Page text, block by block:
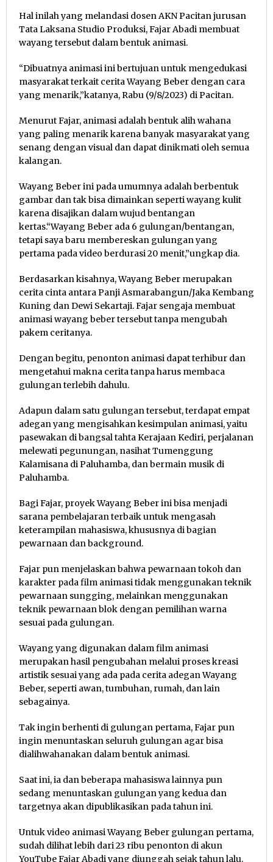
Hal inilah yang melandasi dosen AKN Pacitan jurusan
Tata Laksana Studio Produksi, Fajar Abadi membuat
wayang tersebut dalam bentuk animasi.
“Dibuatnya animasi ini bertujuan untuk mengedukasi
masyarakat terkait cerita Wayang Beber dengan cara
yang menarik,”katanya, Rabu (9/8/2023) di Pacitan.
Menurut Fajar, animasi adalah bentuk alih wahana
yang paling menarik karena banyak masyarakat yang
senang dengan visual dan dapat dinikmati oleh semua
kalangan.
Wayang Beber ini pada umumnya adalah berbentuk
gambar dan tak bisa dimainkan seperti wayang kulit
karena disajikan dalam wujud bentangan
kertas.“Wayang Beber ada 6 gulungan/bentangan,
tetapi saya baru membereskan gulungan yang
pertama pada video berdurasi 20 menit,”ungkap dia.
Berdasarkan kisahnya, Wayang Beber merupakan
cerita cinta antara Panji Asmarabangun/Jaka Kembang
Kuning dan Dewi Sekartaji. Fajar sengaja membuat
animasi wayang beber tersebut tanpa mengubah
pakem ceritanya.
Dengan begitu, penonton animasi dapat terhibur dan
mengetahui makna cerita tanpa harus membaca
gulungan terlebih dahulu.
Adapun dalam satu gulungan tersebut, terdapat empat
adegan yang mengisahkan kesimpulan animasi, yaitu
pasewakan di bangsal tahta Kerajaan Kediri, perjalanan
melewati pegunungan, nasihat Tumenggung
Kalamisana di Paluhamba, dan bermain musik di
Paluhamba.
Bagi Fajar, proyek Wayang Beber ini bisa menjadi
sarana pembelajaran terbaik untuk mengasah
keterampilan mahasiswa, khususnya di bagian
pewarnaan dan background.
Fajar pun menjelaskan bahwa pewarnaan tokoh dan
karakter pada film animasi tidak menggunakan teknik
pewarnaan sungging, melainkan menggunakan
teknik pewarnaan blok dengan pemilihan warna
sesuai pada gulungan.
Wayang yang digunakan dalam film animasi
merupakan hasil pengubahan melalui proses kreasi
artistik sesuai yang ada pada cerita adegan Wayang
Beber, seperti awan, tumbuhan, rumah, dan lain
sebagainya.
Tak ingin berhenti di gulungan pertama, Fajar pun
ingin menuntaskan seluruh gulungan agar bisa
dialihwahanakan dalam bentuk animasi.
Saat ini, ia dan beberapa mahasiswa lainnya pun
sedang menuntaskan gulungan yang kedua dan
targetnya akan dipublikasikan pada tahun ini.
Untuk video animasi Wayang Beber gulungan pertama,
sudah dilihat lebih dari 23 ribu penonton di akun
YouTube Fajar Abadi yang diunggah sejak tahun lalu.